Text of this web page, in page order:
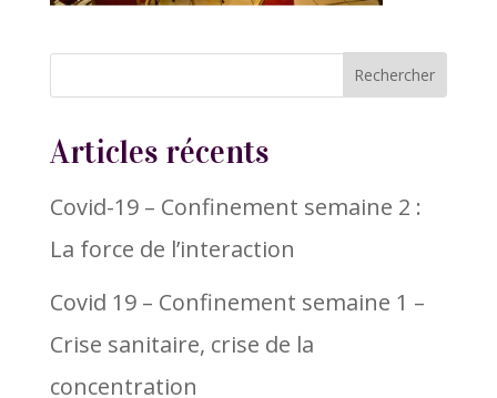
Articles récents
Covid-19 – Confinement semaine 2 :
La force de l’interaction
Covid 19 – Confinement semaine 1 –
Crise sanitaire, crise de la
concentration